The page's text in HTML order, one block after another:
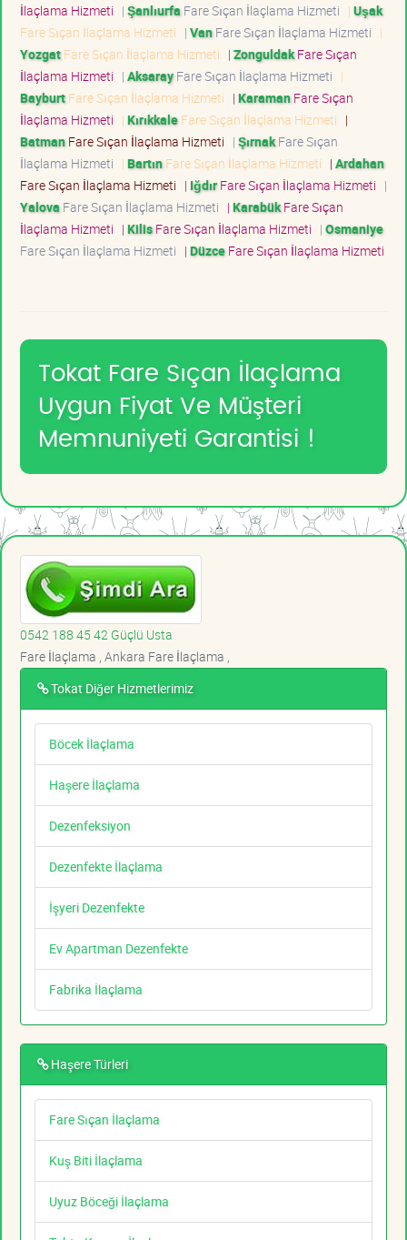
İlaçlama Hizmeti | Şanlıurfa Fare Sıçan İlaçlama Hizmeti | Uşak
Fare Sıçan İlaçlama Hizmeti | VanFare Sıçan İlaçlama Hizmeti |
YozgatFare Sıçan İlaçlama Hizmeti | ZonguldakFare Sıçan
İlaçlama Hizmeti | AksarayFare Sıçan İlaçlama Hizmeti |
BayburtFare Sıçan İlaçlama Hizmeti | KaramanFare Sıçan
İlaçlama Hizmeti | KırıkkaleFare Sıçan İlaçlama Hizmeti |
BatmanFare Sıçan İlaçlama Hizmeti | ŞırnakFare Sıçan
İlaçlama Hizmeti | BartınFare Sıçan İlaçlama Hizmeti | Ardahan
Fare Sıçan İlaçlama Hizmeti | IğdırFare Sıçan İlaçlama Hizmeti |
Yalova Fare Sıçan İlaçlama Hizmeti | KarabükFare Sıçan
İlaçlama Hizmeti | KilisFare Sıçan İlaçlama Hizmeti | Osmaniye
Fare Sıçan İlaçlama Hizmeti | DüzceFare Sıçan İlaçlama Hizmeti
Tokat Fare Sıçan İlaçlama
Uygun Fiyat Ve Müşteri
Memnuniyeti Garantisi !
0542 188 45 42 Güçlü Usta
Fare İlaçlama , Ankara Fare İlaçlama ,
Tokat Diğer Hizmetlerimiz
Böcek İlaçlama
Haşere İlaçlama
Dezenfeksiyon
Dezenfekte İlaçlama
İşyeri Dezenfekte
Ev Apartman Dezenfekte
Fabrika İlaçlama
Haşere Türleri
Fare Sıçan İlaçlama
Kuş Biti İlaçlama
Uyuz Böceği İlaçlama